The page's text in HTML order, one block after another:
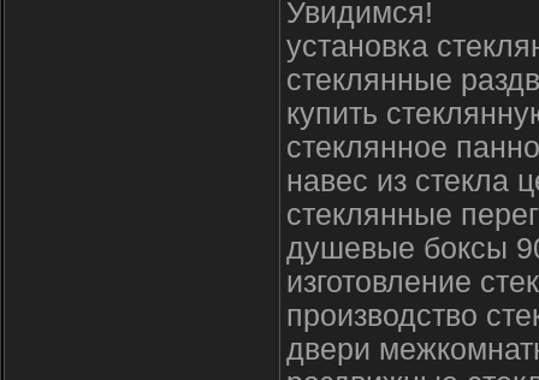
Увидимся!
установка
стеклянные
купить
стеклянное
навес из стекла
стеклянные
душевые боксы
изготовление
производство
двери